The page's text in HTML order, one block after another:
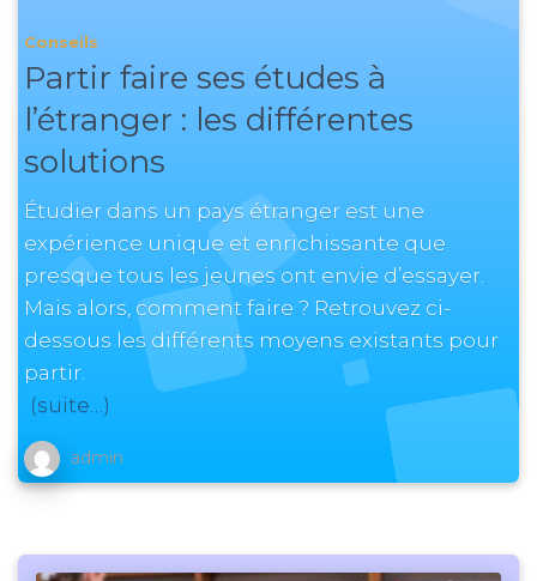
Conseils
Partir faire ses études à
l’étranger : les différentes
solutions
Étudier dans un pays étranger est une
expérience unique et enrichissante que
presque tous les jeunes ont envie d’essayer.
Mais alors, comment faire ? Retrouvez ci-
dessous les différents moyens existants pour
partir.
(suite…)
admin